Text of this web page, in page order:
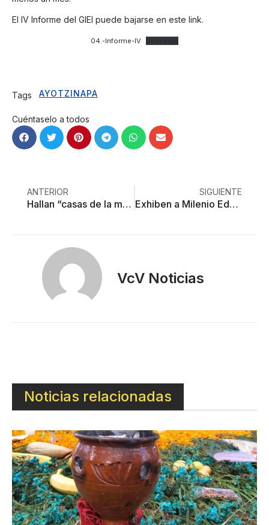
El IV Informe del GIEI puede bajarse en este link.
04.-Informe-IV
Tags AYOTZINAPA
Cuéntaselo a todos
ANTERIOR
Hallan “casas de la muerte” en Toluca: al menos 6 cuerpos
SIGUIENTE
Exhiben a Milenio Edoméx termine con hostigamiento laboral
VcV Noticias
Noticias relacionadas